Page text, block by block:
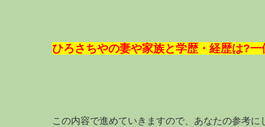
ひろさちやの妻や家族と学歴・経歴は?
この内容で進めていきますので、あなたの参考